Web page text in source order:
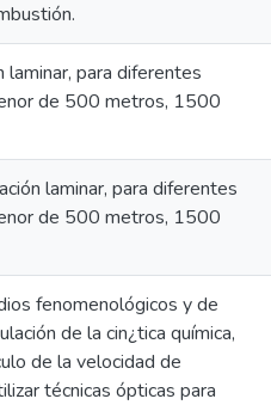
para diferentes
de 500 metros, 1500
laminar, para diferentes
de 500 metros, 1500
fenomenológicos y de
de la cin¿tica química,
de la velocidad de
técnicas ópticas para